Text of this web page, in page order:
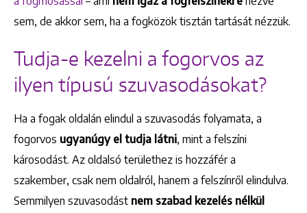
sem, de akkor sem, ha a fogközök tisztán tartását nézzük.
Tudja-e kezelni a fogorvos az
ilyen típusú szuvasodásokat?
Ha a fogak oldalán elindul a szuvasodás folyamata, a
fogorvos ugyanúgy el tudja látni, mint a felszíni
károsodást. Az oldalsó területhez is hozzáfér a
szakember, csak nem oldalról, hanem a felszínről elindulva.
Semmilyen szuvasodást nem szabad kezelés nélkül